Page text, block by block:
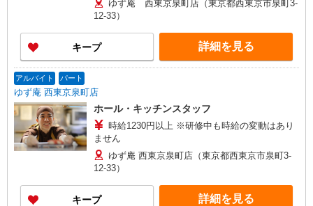
ゆず庵 西東京泉町店（東京都西東京市泉町3-
12-33）
キープ 詳細を見る
アルバイト パート
ゆず庵 西東京泉町店
ホール・キッチンスタッフ
時給1230円以上 ※研修中も時給の変動はあり
ません
ゆず庵 西東京泉町店（東京都西東京市泉町3-
12-33）
キープ 詳細を見る